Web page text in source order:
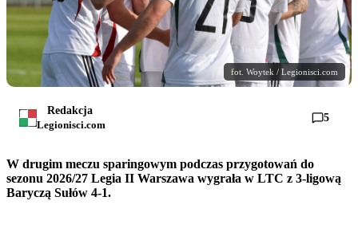
fot. Woytek / Legionisci.com
Redakcja
Legionisci.com
5
W drugim meczu sparingowym podczas przygotowań do
sezonu 2026/27 Legia II Warszawa wygrała w LTC z 3-ligową
Baryczą Sułów 4-1.